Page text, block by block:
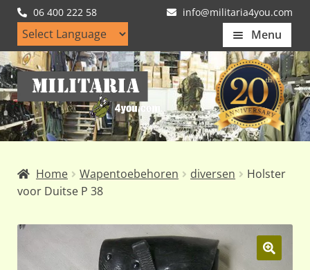
06 400 222 58 info@militaria4you.com
Menu
Home
Artikelen
Nieuws
Ga
door
naar
navigatie
Ga
naar
de
inhoud
Home Wapentoebehoren diversen
Holster
voor Duitse P 38